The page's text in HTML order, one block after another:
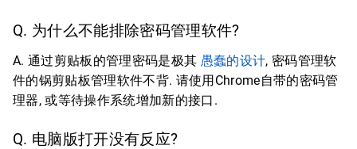
Q. 为什么不能排除密码管理软件?
A. 通过剪贴板的管理密码是极其 愚蠢的设计, 密码管理软
件的锅剪贴板管理软件不背. 请使用Chrome自带的密码管
理器, 或等待操作系统增加新的接口.
Q. 电脑版打开没有反应?